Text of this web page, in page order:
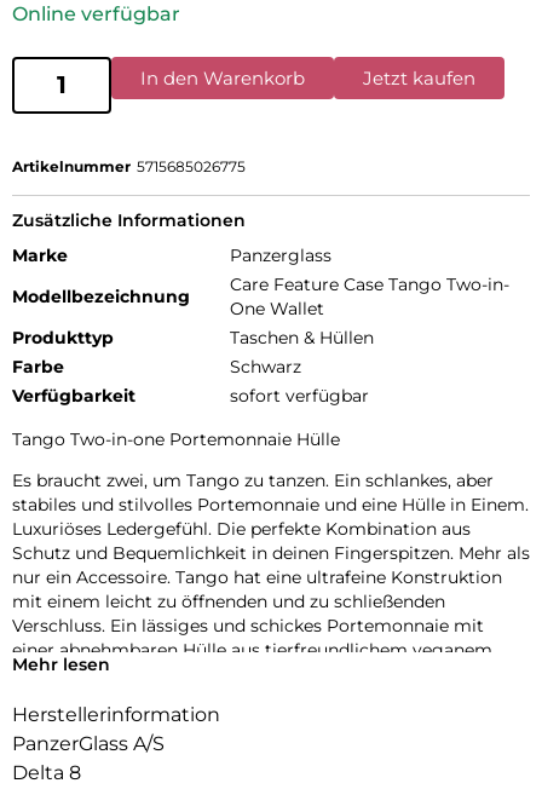
Online verfügbar
In den Warenkorb Jetzt kaufen
Artikelnummer 5715685026775
Zusätzliche Informationen
Marke
Panzerglass
Modellbezeichnung
Care Feature Case Tango Two-in-
One Wallet
Produkttyp
Taschen & Hüllen
Farbe
Schwarz
Verfügbarkeit
sofort verfügbar
Tango Two-in-one Portemonnaie Hülle
Es braucht zwei, um Tango zu tanzen. Ein schlankes, aber
stabiles und stilvolles Portemonnaie und eine Hülle in Einem.
Luxuriöses Ledergefühl. Die perfekte Kombination aus
Schutz und Bequemlichkeit in deinen Fingerspitzen. Mehr als
nur ein Accessoire. Tango hat eine ultrafeine Konstruktion
mit einem leicht zu öffnenden und zu schließenden
Verschluss. Ein lässiges und schickes Portemonnaie mit
einer abnehmbaren Hülle aus tierfreundlichem veganem
Leder. Sichere Aufbewahrung von bis zu 4 Karten. RFID-
Abnehmbare Hülle aus veganem Lux-Leder
Sichere Aufbewahrung von bis zu 4 Karten
Mehr lesen
Herstellerinformation
PanzerGlass A/S
Delta 8